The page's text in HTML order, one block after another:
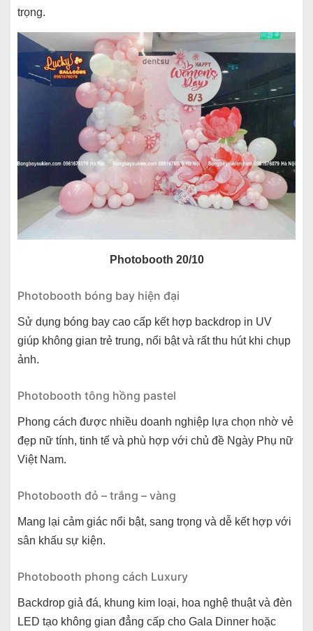
trọng.
Photobooth 20/10
Photobooth bóng bay hiện đại
Sử dụng bóng bay cao cấp kết hợp backdrop in UV
giúp không gian trẻ trung, nổi bật và rất thu hút khi chụp
ảnh.
Photobooth tông hồng pastel
Phong cách được nhiều doanh nghiệp lựa chọn nhờ vẻ
đẹp nữ tính, tinh tế và phù hợp với chủ đề Ngày Phụ nữ
Việt Nam.
Photobooth đỏ – trắng – vàng
Mang lại cảm giác nổi bật, sang trọng và dễ kết hợp với
sân khấu sự kiện.
Photobooth phong cách Luxury
Backdrop giả đá, khung kim loại, hoa nghệ thuật và đèn
LED tạo không gian đẳng cấp cho Gala Dinner hoặc